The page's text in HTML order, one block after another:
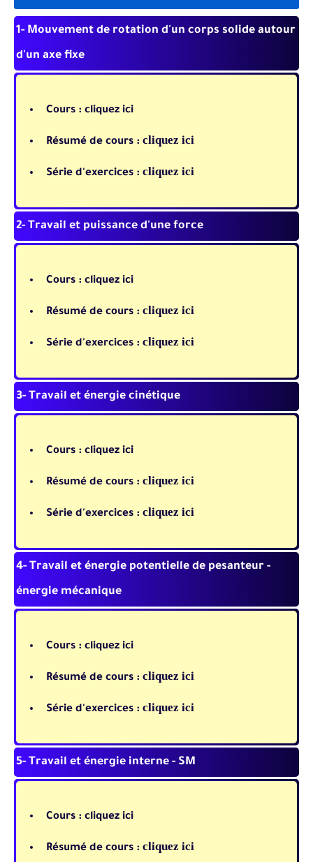
1- Mouvement de rotation d'un corps solide autour
d'un axe fixe
Cours : cliquez ici
Résumé de cours : cliquez ici
Série d'exercices : cliquez ici
2- Travail et puissance d'une force
Cours : cliquez ici
Résumé de cours : cliquez ici
Série d'exercices : cliquez ici
3- Travail et énergie cinétique
Cours : cliquez ici
Résumé de cours : cliquez ici
Série d'exercices : cliquez ici
4- Travail et énergie potentielle de pesanteur -
énergie mécanique
Cours : cliquez ici
Résumé de cours : cliquez ici
Série d'exercices : cliquez ici
5- Travail et énergie interne - SM
Cours : cliquez ici
Résumé de cours : cliquez ici